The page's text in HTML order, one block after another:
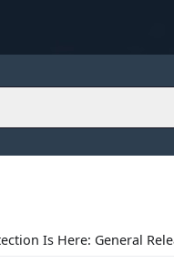
Is Here: General